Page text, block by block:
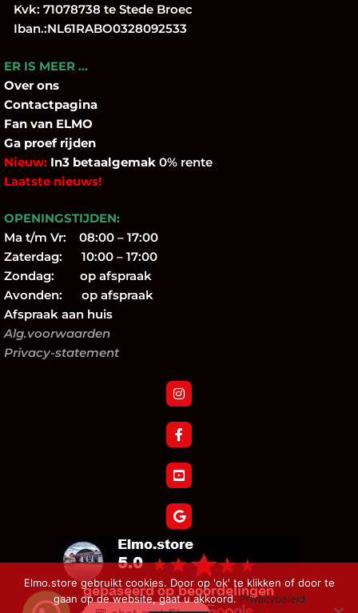
Kvk: 71078738 te Stede Broec
Iban.:NL61RABO0328092533
ER IS MEER …
Over ons
Contactpagina
Fan van ELMO
Ga proef rijden
Nieuw: In3 betaalgemak 0% rente
Laatste nieuws!
OPENINGSTIJDEN:
Ma t/m Vr: 08:00 – 17:00
Zaterdag: 10:00 – 17:00
Zondag: op afspraak
Avonden: op afspraak
Afspraak aan huis
Alg.voorwaarden
Privacy-statement
Elmo.store gebruikt cookies. Door op 'ok' te klikken of door te
gaan op de website, gaat u akkoord.Privacybeleid